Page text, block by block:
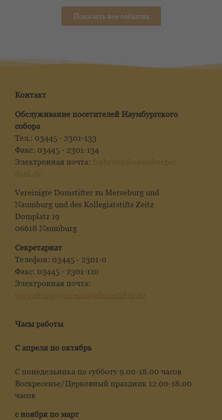
Показать все события
Контакт
Обслуживание посетителей Наумбургского
собора
Тел.: 03445 - 2301-133
Факс: 03445 - 2301-134
Электронная почта:
Vereinigte Domstifter zu Merseburg und
Naumburg und des Kollegiatstifts Zeitz
Domplatz 19
06618 Naumburg
Секретариат
Телефон: 03445 - 2301-0
Факс: 03445 - 2301-110
Электронная почта:
Часы работы
С апреля по октябрь
С понедельника по субботу 9.00-18.00 часов
Воскресенье/Церковный праздник 12.00-18.00
часов
с ноября по март